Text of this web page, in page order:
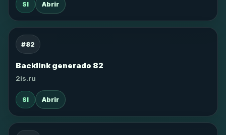
SI Abrir
#82
Backlink generado 82
2is.ru
SI Abrir